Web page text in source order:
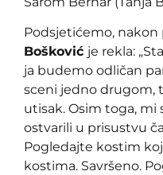
Podsjetićemo, nakon
Bošković je rekla: „
ja budemo odličan
sceni jedno drugom,
utisak. Osim toga,
ostvarili u prisustvu
Pogl edajte kostim
kostima. Savršeno.